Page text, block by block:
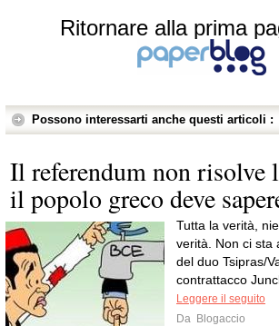
Ritornare alla prima
Possono interessarti anche questi articoli :
Il referendum non risolve
il popolo greco deve
Tutta la verità,
verità. Non ci sta
del duo Tsipras/
contrattacco
Leggere il seguito
Da Blogaccio